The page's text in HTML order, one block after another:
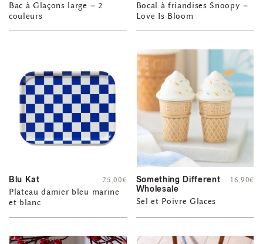
Bac à Glaçons large – 2
couleurs
Bocal à friandises Snoopy –
Love Is Bloom
Blu Kat
Plateau damier bleu marine
et blanc
25,00€
Something Different
Wholesale
Sel et Poivre Glaces
16,90€